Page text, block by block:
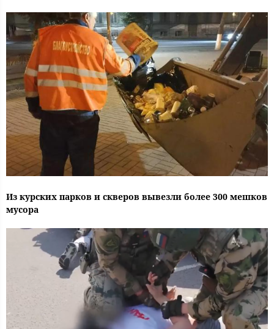
Из курских парков и скверов вывезли более 300 мешков
мусора